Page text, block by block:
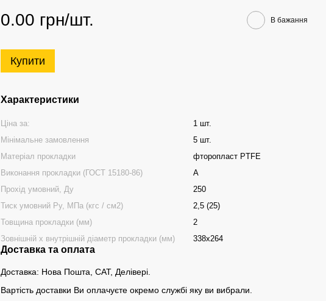
0.00 грн/шт. В бажання
Купити
Характеристики
Ціна за:
1 шт.
Мінімальне замовлення
5 шт.
Матеріал прокладки
фторопласт PTFE
Виконання прокладки (ГОСТ 15180-86)
А
Прохід умовний, Ду
250
Тиск умовний Ру, МПа (кгс / см2)
2,5 (25)
Товщина прокладки (мм)
2
Зовнішній х внутрішній діаметр прокладки (мм)
338х264
Доставка та оплата
Доставка: Нова Пошта, САТ, Делівері.
Вартість доставки Ви оплачуєте окремо службі яку ви вибрали.